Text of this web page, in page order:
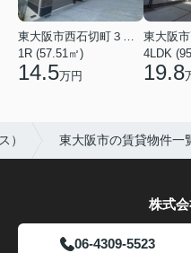
東大阪市西石切町３丁目
1R (57.51㎡)
14.5万円
4LDK
19.8
） 東大阪市の賃貸物件一
株式
06-4309-5523